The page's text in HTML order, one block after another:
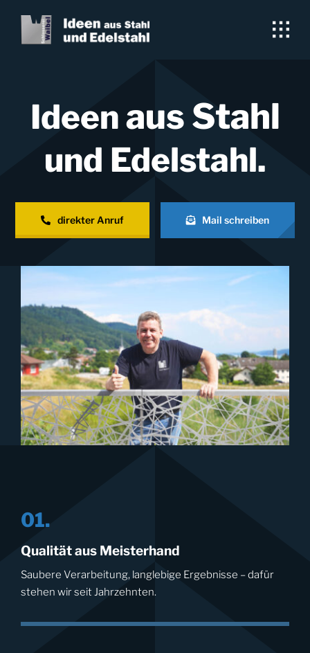
Ideenaus Stahl
und Edelstahl.
direkter Anruf Mail schreiben
01.
Qualität aus Meisterhand
Saubere Verarbeitung, langlebige Ergebnisse – dafür
stehen wir seit Jahrzehnten.